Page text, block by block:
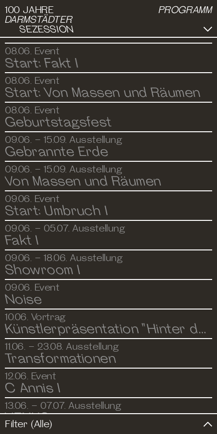
PROGRAMM
INFO
ARTISTS
PROGRAMM
ORTE
100 JAHRE
DARMSTÄDTER
SEZESSION
Tickets Impressum
08.06. Event
Start: Fakt I
08.06. Event
Start: Von Massen und Räumen
08.06. Event
Geburtstagsfest
09.06. – 15.09. Ausstellung
Gebrannte Erde
09.06. – 15.09. Ausstellung
Von Massen und Räumen
09.06. Event
Start: Umbruch I
09.06. – 05.07. Ausstellung
Fakt I
09.06. – 18.06. Ausstellung
Showroom I
09.06. Event
Noise
10.06. Vortrag
Künstlerpräsentation "Hinter dem Horizont"
11.06. – 23.08. Ausstellung
Transformationen
12.06. Event
C Annis I
13.06. – 07.07. Ausstellung
NEXUS
Filter (Alle)